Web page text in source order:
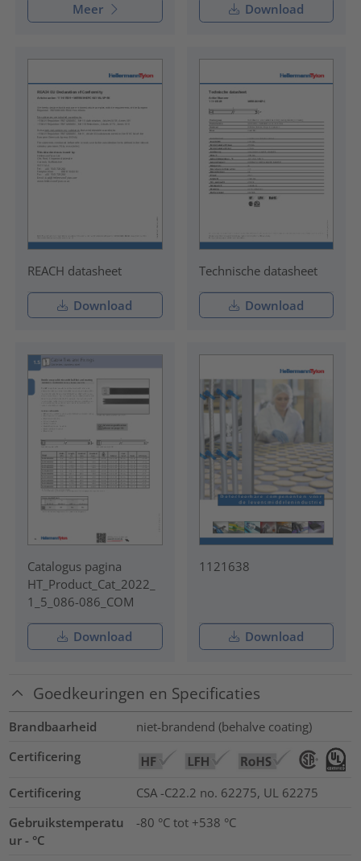
Meer Download
REACH datasheet
Download
Technische datasheet
Download
Catalogus pagina
HT_Product_Cat_2022_
1_5_086-086_COM
Download
1121638
Download
Goedkeuringen en Specificaties
Brandbaarheid
niet-brandend (behalve coating)
Certificering
Certificering
CSA -C22.2 no. 62275, UL 62275
Gebruikstemperatu
ur - °C
-80 °C tot +538 °C